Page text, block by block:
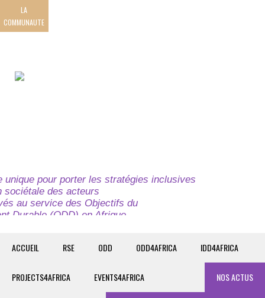
LA
COMMUNAUTE
unique pour porter les stratégies inclusives
sociétale des acteurs
au service des Objectifs du
Durable (ODD) en Afrique.
ACCUEIL RSE ODD ODD4AFRICA IDD4AFRICA
PROJECTS4AFRICA EVENTS4AFRICA NOS ACTUS